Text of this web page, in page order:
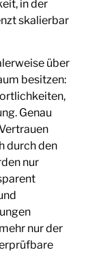
in der
skalierbar
über
besitzen:
Genau
durch den
nur
nur der